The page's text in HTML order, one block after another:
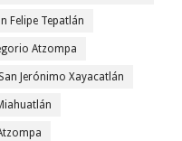
Felipe Tepatlán
Atzompa
Jerónimo Xayacatlán